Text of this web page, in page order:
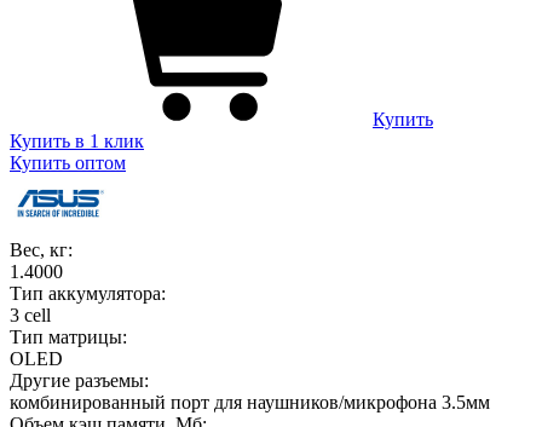
Купить
Купить в 1 клик
Купить оптом
Вес, кг:
1.4000
Тип аккумулятора:
3 cell
Тип матрицы:
OLED
Другие разъемы:
комбинированный порт для наушников/микрофона 3.5мм